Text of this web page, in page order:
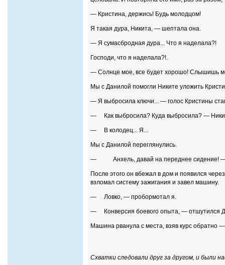
— Кристина, держись! Будь молодцом!
Я такая дура, Никита, — шептала она.
— Я сумасбродная дура... Что я наделала?!
Господи, что я наделала?!.
— Солнце мое, все будет хорошо! Слышишь
Мы с Данилой помогли Никите уложить
— Я выбросила ключи... — голос Кристины
— Как выбросила? Куда выбросила? —
— В колодец... Я...
Мы с Данилой переглянулись.
— Анхель, давай на переднее сидение! —
После этого он вбежал в дом и появился
взломал систему зажигания и завел машину.
— Ловко, — пробормотал я.
— Конверсия боевого опыта, — отшутился
Машина рванула с места, взяв курс обратно
Схватки следовали друг за другом, и были